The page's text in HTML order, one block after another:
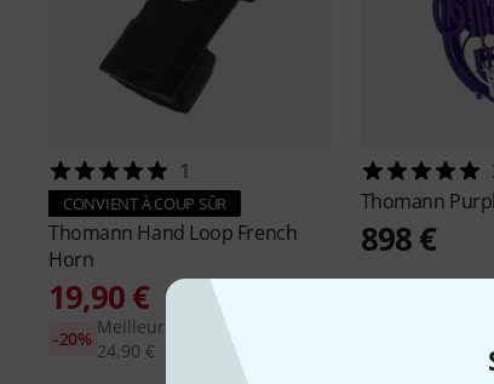
1
CONVIENT À COUP SÛR
Thomann Hand Loop French
Horn
19,90 €
Meilleur prix sur 30 jours:
24,90 €
-20%
Thomann
898 €